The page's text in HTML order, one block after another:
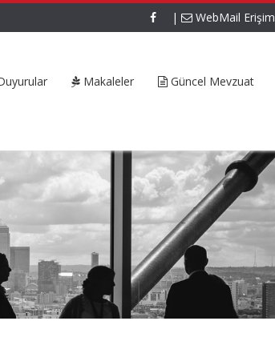
| WebMail Erişim
Makaleler Güncel Mevzuat